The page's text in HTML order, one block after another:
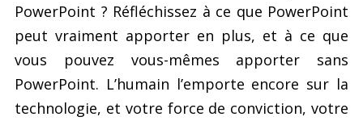
PowerPoint ? Réfléchissez à ce que PowerPoint
peut vraiment apporter en plus, et à ce que
vous pouvez vous-mêmes apporter sans
PowerPoint. L’humain l’emporte encore sur la
technologie, et votre force de conviction, votre